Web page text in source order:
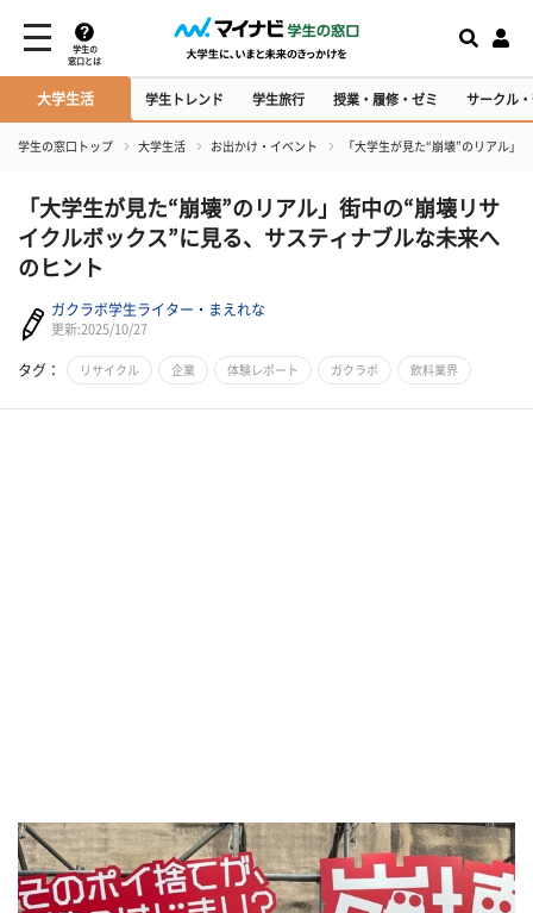
学生の
窓口とは
大学生活 学生トレンド 学生旅行 授業・履修・ゼミ サークル
学生の窓口トップ 大学生活 お出かけ・イベント 「大学生が見た“崩壊”のリアル」
「大学生が見た“崩壊”のリアル」街中の“崩壊リサ
イクルボックス”に見る、サスティナブルな未来へ
のヒント
ガクラボ学生ライター・まえれな
更新:2025/10/27
タグ： リサイクル 企業 体験レポート ガクラボ 飲料業界